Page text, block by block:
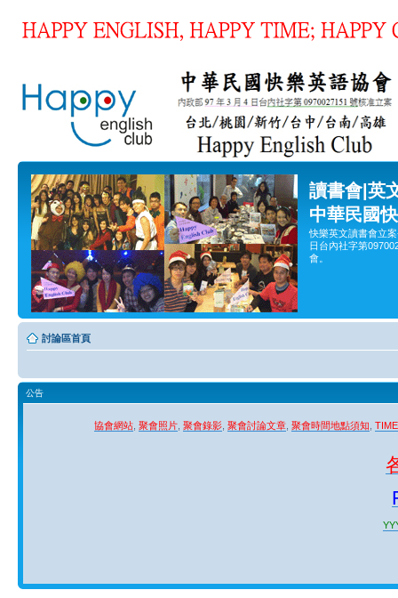
讀書會|英
中華民國
快樂英文讀書會立
日台內社字第
會。
討論區首頁
公告
協會網站 聚會照片 聚會錄影 聚會討論文章 聚會時間地點須知